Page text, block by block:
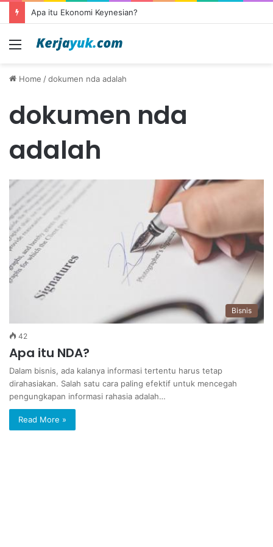
Apa itu Ekonomi Keynesian?
Menu
Home /dokumen nda adalah
dokumen nda
adalah
Bisnis
42
Apa itu NDA?
Dalam bisnis, ada kalanya informasi tertentu harus tetap
dirahasiakan. Salah satu cara paling efektif untuk mencegah
pengungkapan informasi rahasia adalah…
Read More »